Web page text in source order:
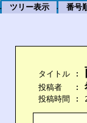
. ツリー表示 . 番号
    タイトル :
    投稿者　 :
投稿時間 :